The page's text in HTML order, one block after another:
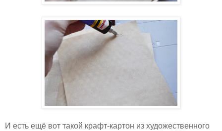
И есть ещё вот такой крафт-картон из художественного